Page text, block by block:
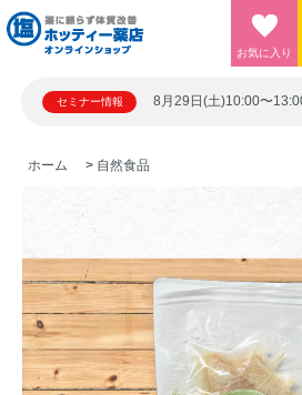
お気に入り
セミナー情報
ホーム > 自然食品